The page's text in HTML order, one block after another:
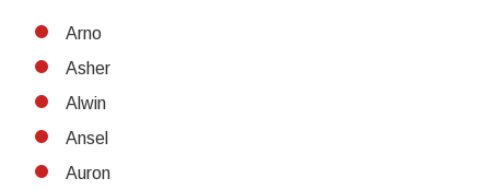
Arno
Asher
Alwin
Ansel
Auron